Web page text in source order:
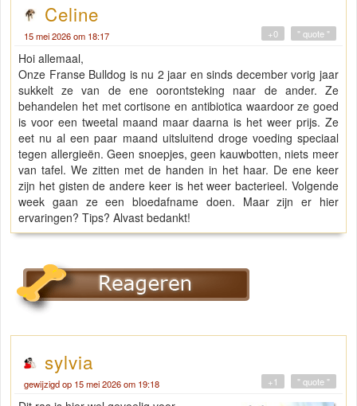
Celine
15 mei 2026 om 18:17 " quote "
+0
Hoi allemaal,
Onze Franse Bulldog is nu 2 jaar en sinds december vorig jaar
sukkelt ze van de ene oorontsteking naar de ander. Ze
behandelen het met cortisone en antibiotica waardoor ze goed
is voor een tweetal maand maar daarna is het weer prijs. Ze
eet nu al een paar maand uitsluitend droge voeding speciaal
tegen allergieën. Geen snoepjes, geen kauwbotten, niets meer
van tafel. We zitten met de handen in het haar. De ene keer
zijn het gisten de andere keer is het weer bacterieel. Volgende
week gaan ze een bloedafname doen. Maar zijn er hier
ervaringen? Tips? Alvast bedankt!
sylvia
gewijzigd op 15 mei 2026 om 19:18 " quote "
+1